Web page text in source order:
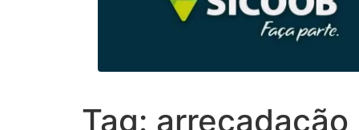
Tag: arrecadação